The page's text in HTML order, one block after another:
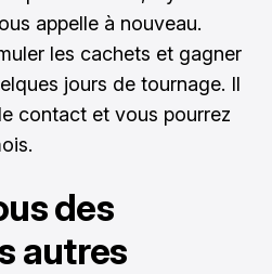
appelle à nouveau.
les cachets et gagner
jours de tournage. Il
contact et vous pourrez
des
autres